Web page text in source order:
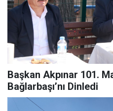
Başkan Akpınar 101.
Bağlarbaşı’nı Dinledi